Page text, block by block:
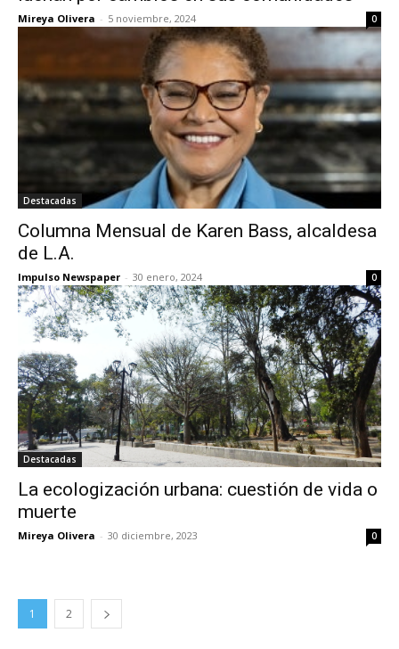
Mireya Olivera - 5 noviembre, 2024 0
Destacadas
Columna Mensual de Karen Bass, alcaldesa
de L.A.
Impulso Newspaper - 30 enero, 2024 0
Destacadas
La ecologización urbana: cuestión de vida o
muerte
Mireya Olivera - 30 diciembre, 2023 0
1 2